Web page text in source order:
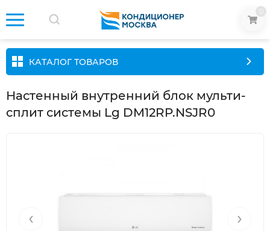
КАТАЛОГ ТОВАРОВ
Настенный внутренний блок мульти-
сплит системы Lg DM12RP.NSJR0
‹ ›